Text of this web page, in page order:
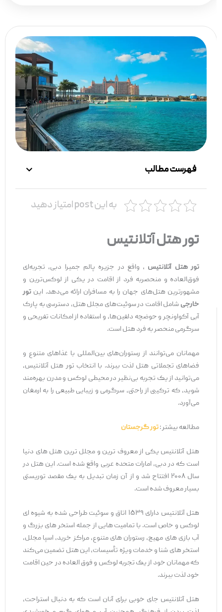
فهرست مطالب
به این post امتیاز دهید
تور هتل آتلانتیس
تور هتل آتلانتیس، واقع در جزیره پالم جمیرا دبی، تجربه‌ای
فوق‌العاده و منحصربه‌ فرد از اقامت در یکی از لوکس‌ترین و
مشهورترین هتل‌های جهان را به مسافران ارائه می‌دهد. اینتور
خارجیشامل اقامت در سوئیت‌های مجلل هتل، دسترسی به پارک
آبی آکواونچر و حوضچه دلفین‌ها، و استفاده از امکانات تفریحی و
سرگرمی منحصر به فرد هتل است.
مهمانان می‌توانند از رستوران‌های بین‌المللی با غذاهای متنوع و
فضاهای تجملاتی هتل لذت ببرند. با انتخاب تور هتل آتلانتیس،
می‌توانید از یک تجربه بی‌نظیر در محیطی لوکس و مدرن بهره‌مند
شوید، که ترکیبی از راحتی، سرگرمی و زیبایی طبیعی را به ارمغان
می‌آورد.
مطالعه بیشتر :تور گرجستان
هتل آتلانتیس یکی از معروف ترین و مجلل ترین هتل‌ های دنیا
است که در دبی، امارات متحده عربی واقع شده است. این هتل در
سال ۲۰۰۸ افتتاح شد و از آن زمان تبدیل به یک مقصد توریستی
بسیار معروف شده است.
هتل آتلانتیس دارای ۱۵۳۹ اتاق و سوئیت طراحی شده به شیوه‌ ای
لوکس و خاص است. با تمامیت‌ هایی از جمله استخر های بزرگ و
آب‌ بازی ‌های مهیج، رستوران‌ های متنوع، مراکز خرید، اسپا مجلل،
استخر های شنا و خدمات ویژه تأسیسات، این هتل تضمین می‌کند
که مهمانان خود از یک تجربه لوکس و فوق العاده در حین اقامت
خود لذت ببرند.
هتل آتلانتیس جای خوبی برای آنان است که به دنبال استراحت،